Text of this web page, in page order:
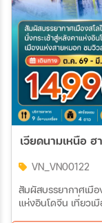
VN_VN00122
สัมผัสบรรยากาศเมือ
แห่งอินโดจีน เที่ยวเ